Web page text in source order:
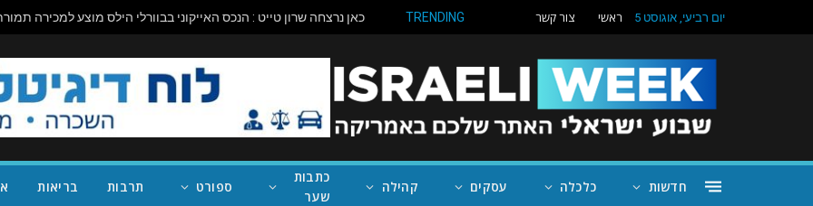
יום רביעי, אוגוסט 5 ראשי צור קשר TRENDING
חדשות כלכלה עסקים קהילה
כתבות
שער
ספורט תרבות בריאות